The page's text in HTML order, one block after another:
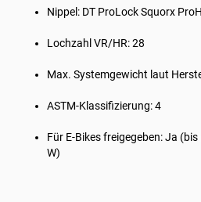
Nippel: DT ProLock Squorx
Lochzahl VR/HR: 28
Max. Systemgewicht laut
ASTM-Klassifizierung: 4
Für E-Bikes freigegeben: Ja
W)